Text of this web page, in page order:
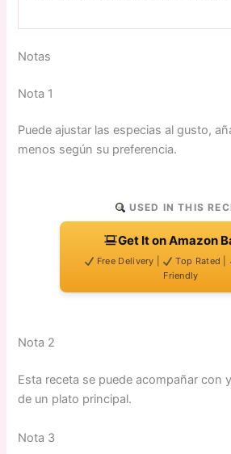
Notas
Nota 1
Puede ajustar las especias al gusto,
menos según su preferencia.
USED IN THIS
Get It on Amazon
Free Delivery | Top Rated |
Friendly
Nota 2
Esta receta se puede acompañar con
de un plato principal.
Nota 3